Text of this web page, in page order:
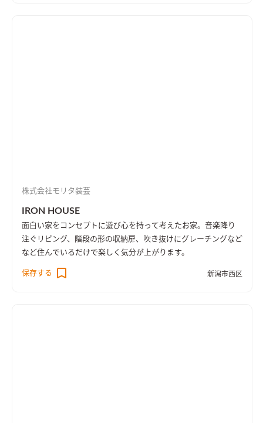
株式会社モリタ装芸
IRON HOUSE
面白い家をコンセプトに遊び心を持って考えたお家。音楽降り
注ぐリビング、階段の形の収納扉、吹き抜けにグレーチングなど
など住んでいるだけで楽しく気分が上がります。
保存する 新潟市西区